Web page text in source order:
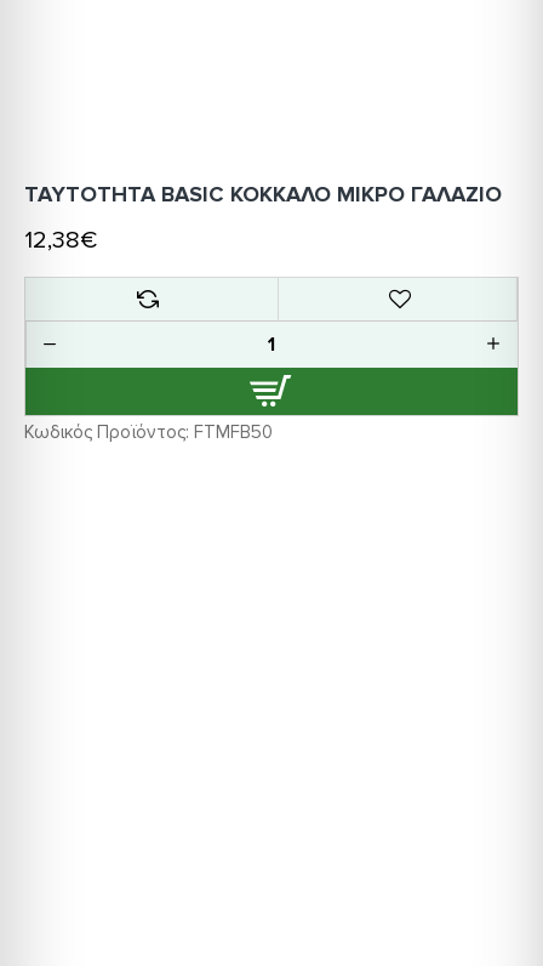
Κωδικός Προϊόντος: FTMFB50
ΤΑΥΤΟΤΗΤΑ BASIC ΚΟΚΚΑΛΟ ΜΙΚΡΟ ΓΑΛΑΖΙΟ
12,38€